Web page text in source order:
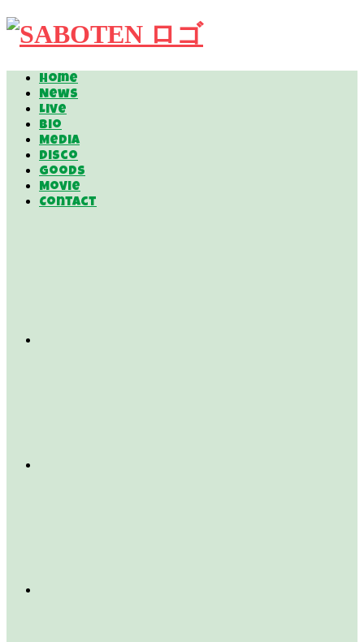
Home
News
Live
Bio
Media
Disco
Goods
Movie
Contact